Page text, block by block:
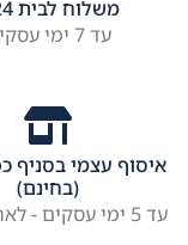
משלוח לבית
עד 7 ימי עסקים
איסוף עצמי בסניף
(בחינם)
עד 5 ימי עסקים - לאחר אישור